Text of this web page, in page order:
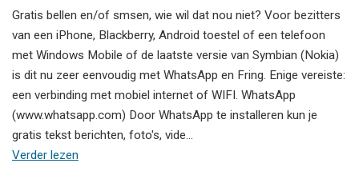
Gratis bellen en/of smsen, wie wil dat nou niet? Voor bezitters
van een iPhone, Blackberry, Android toestel of een telefoon
met Windows Mobile of de laatste versie van Symbian (Nokia)
is dit nu zeer eenvoudig met WhatsApp en Fring. Enige vereiste:
een verbinding met mobiel internet of WIFI. WhatsApp
(www.whatsapp.com) Door WhatsApp te installeren kun je
gratis tekst berichten, foto's, vide…
Verder lezen